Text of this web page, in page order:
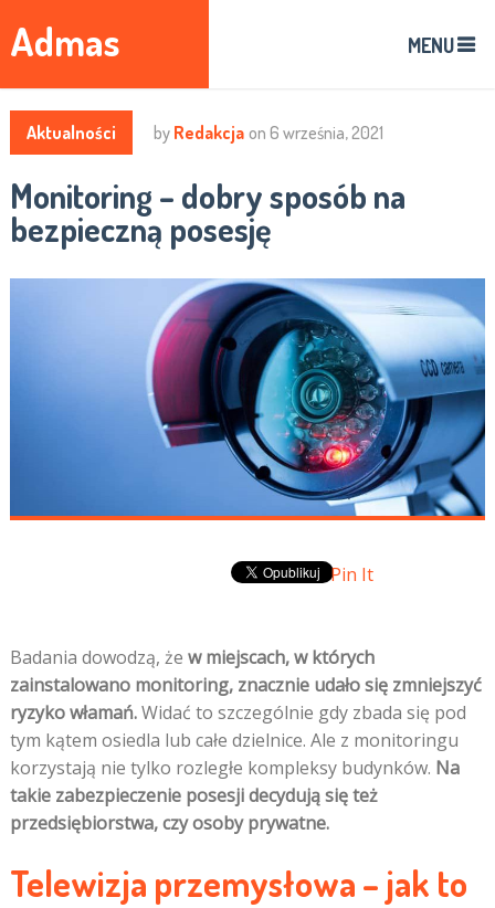
Admas MENU
Aktualności by Redakcja on 6 września, 2021
Monitoring – dobry sposób na
bezpieczną posesję
Pin It
Badania dowodzą, że w miejscach, w których
zainstalowano monitoring, znacznie udało się zmniejszyć
ryzyko włamań.Widać to szczególnie gdy zbada się pod
tym kątem osiedla lub całe dzielnice. Ale z monitoringu
korzystają nie tylko rozległe kompleksy budynków. Na
takie zabezpieczenie posesji decydują się też
przedsiębiorstwa, czy osoby prywatne.
Telewizja przemysłowa – jak to